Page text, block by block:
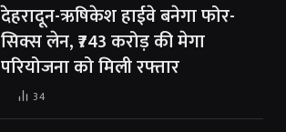
देहरादून-ऋषिकेश हाईवे बनेगा फोर-
सिक्स लेन, ₹743 करोड़ की मेगा
परियोजना को मिली रफ्तार
34